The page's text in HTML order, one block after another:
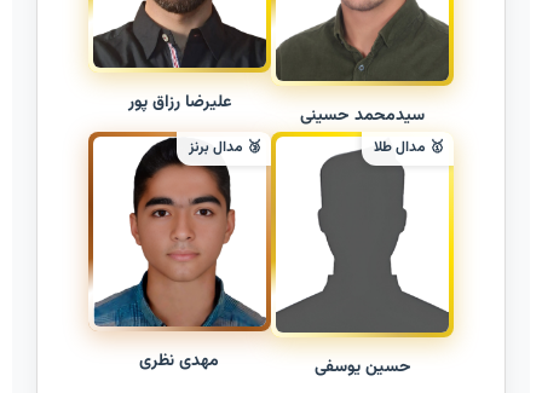
سیدمحمد حسینی علیرضا رزاق پور
🥇 مدال طلا
حسین یوسفی
🥉 مدال برنز
مهدی نظری